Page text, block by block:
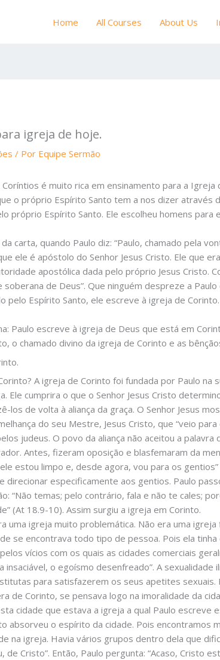
Home All Courses About Us
igreja de hoje.
/ Por Equipe Sermão
é muito rica em ensinamento para a
o próprio Espírito Santo tem a nos dizer através
próprio Espírito Santo. Ele escolheu homens
carta, quando Paulo diz: “Paulo, chamado pela
ele é apóstolo do Senhor Jesus Cristo. Ele que
apostólica dada pelo próprio Jesus Cristo.
soberana de Deus”. Que ninguém despreze a
pelo Espírito Santo, ele escreve à igreja de
Paulo escreve à igreja de Deus que está em
o chamado divino da igreja de Corinto e as
A igreja de Corinto foi fundada por Paulo na
Ele cumprira o que o Senhor Jesus Cristo
los de volta à aliança da graça. O Senhor Jesus
do seu Mestre, Jesus Cristo, que “veio
judeus. O povo da aliança não aceitou a palavra
Antes, fizeram oposição e blasfemaram da
estou limpo e, desde agora, vou para os
direcionar especificamente aos gentios. Paulo
“Não temas; pelo contrário, fala e não te cales;
(At 18.9-10). Assim surgiu a igreja em Corinto.
uma igreja muito problemática. Não era uma
se encontrava todo tipo de pessoa. Pois ela
vícios com os quais as cidades comerciais
insaciável, o egoísmo desenfreado”. A
para satisfazerem os seus apetites
de Corinto, se pensava logo na imoralidade da
cidade que estava a igreja a qual Paulo escreve
absorveu o espírito da cidade. Pois encontramos
na igreja. Havia vários grupos dentro dela que
de Cristo”. Então, Paulo pergunta: “Acaso, Cristo